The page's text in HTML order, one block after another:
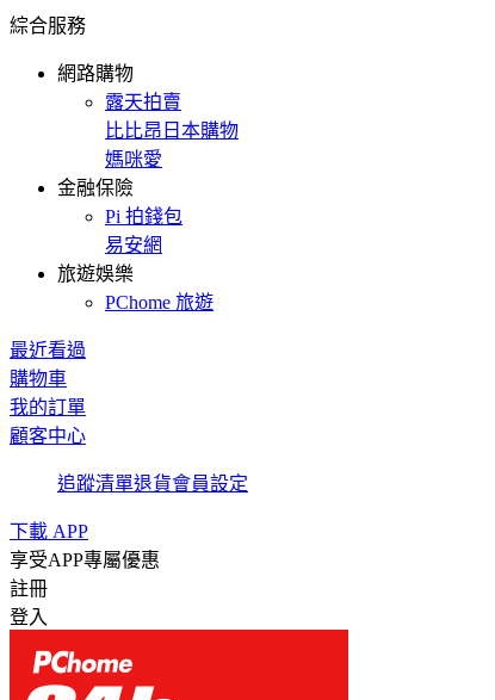
綜合服務
網路購物
露天拍賣
比比昂日本購物
媽咪愛
金融保險
Pi 拍錢包
易安網
旅遊娛樂
PChome 旅遊
最近看過
購物車
我的訂單
顧客中心
追蹤清單退貨會員設定
下載 APP
享受APP專屬優惠
註冊
登入